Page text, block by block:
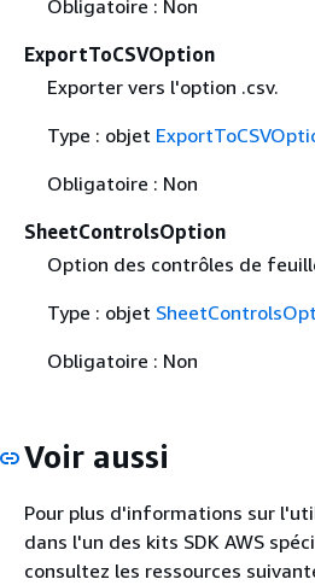
Obligatoire : Non
ExportToCSVOption
Exporter vers l'option .csv.
Type : objet
Obligatoire : Non
SheetControlsOption
Option des contrôles de
Type : objet
Obligatoire : Non
Voir aussi
Pour plus d'informations sur
dans l'un des kits SDK AWS
consultez les ressources